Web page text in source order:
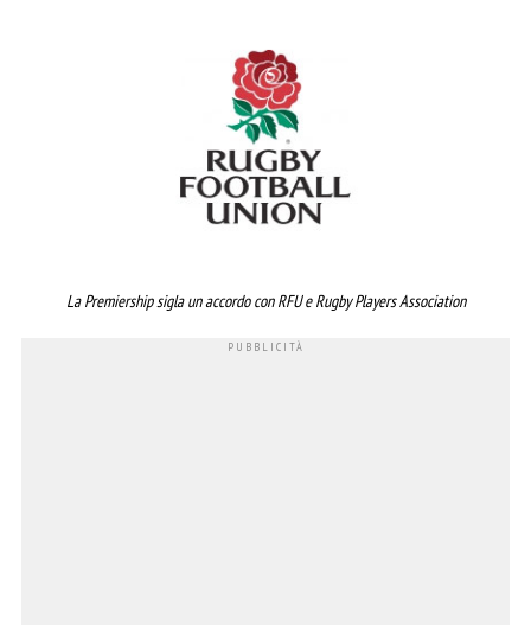
La Premiership sigla un accordo con RFU e Rugby Players Association